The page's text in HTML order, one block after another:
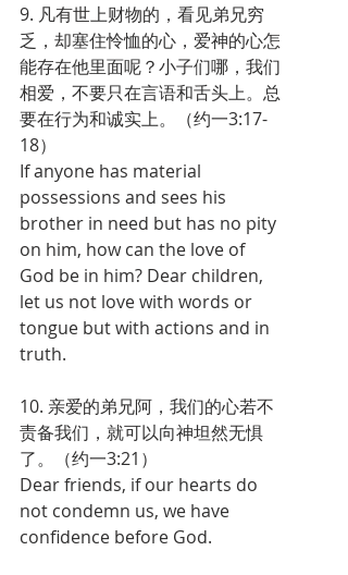
9. 凡有世上财物的，看见弟兄穷
乏，却塞住怜恤的心，爱神的心怎
能存在他里面呢？小子们哪，我们
相爱，不要只在言语和舌头上。总
要在行为和诚实上。（约一3:17-
18）
If anyone has material
possessions and sees his
brother in need but has no pity
on him, how can the love of
God be in him? Dear children,
let us not love with words or
tongue but with actions and in
truth.
10. 亲爱的弟兄阿，我们的心若不
责备我们，就可以向神坦然无惧
了。（约一3:21）
Dear friends, if our hearts do
not condemn us, we have
confidence before God.